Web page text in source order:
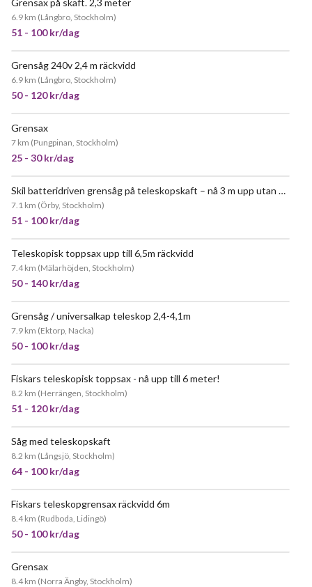
Grensax på skaft. 2,3 meter
6.9 km (Långbro, Stockholm)
51 - 100 kr/dag
Grensåg 240v 2,4 m räckvidd
6.9 km (Långbro, Stockholm)
50 - 120 kr/dag
Grensax
7 km (Pungpinan, Stockholm)
25 - 30 kr/dag
Skil batteridriven grensåg på teleskopskaft – nå 3 m upp utan stege
7.1 km (Örby, Stockholm)
51 - 100 kr/dag
Teleskopisk toppsax upp till 6,5m räckvidd
7.4 km (Mälarhöjden, Stockholm)
50 - 140 kr/dag
Grensåg / universalkap teleskop 2,4-4,1m
7.9 km (Ektorp, Nacka)
50 - 100 kr/dag
Fiskars teleskopisk toppsax - nå upp till 6 meter!
8.2 km (Herrängen, Stockholm)
51 - 120 kr/dag
Såg med teleskopskaft
8.2 km (Långsjö, Stockholm)
64 - 100 kr/dag
Fiskars teleskopgrensax räckvidd 6m
8.4 km (Rudboda, Lidingö)
50 - 100 kr/dag
Grensax
8.4 km (Norra Ängby, Stockholm)